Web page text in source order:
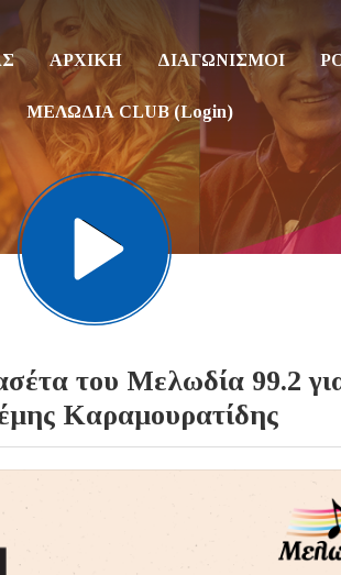
ΑΡΧΙΚΗ ΔΙΑΓΩΝΙΣΜΟΙ
ΜΕΛΩΔΙΑ CLUB (Login)
του Μελωδία 99.2
Καραμουρατίδης